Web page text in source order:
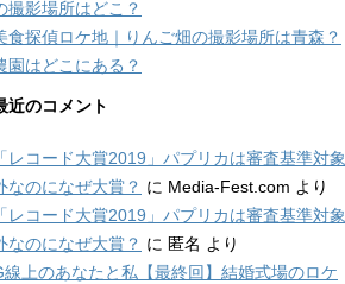
撮影場所はどこ？
食探偵ロケ地｜りんご畑の撮影場所は青森？
園はどこにある？
近のコメント
「レコード大賞2019」パプリカは審査基準対象
なのになぜ大賞？ に Media-Fest.com より
「レコード大賞2019」パプリカは審査基準対象
なのになぜ大賞？ に 匿名 より
線上のあなたと私【最終回】結婚式場のロケ